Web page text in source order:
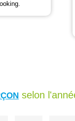
selon